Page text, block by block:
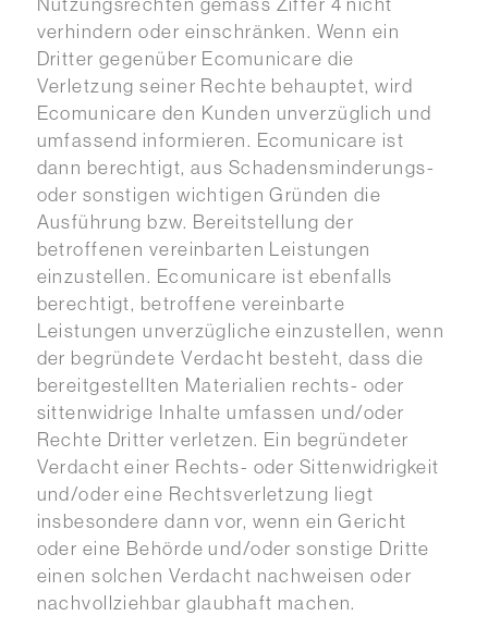
Nutzungsrechten gemäss Ziffer 4 nicht
verhindern oder einschränken. Wenn ein
Dritter gegenüber Ecomunicare die
Verletzung seiner Rechte behauptet, wird
Ecomunicare den Kunden unverzüglich und
umfassend informieren. Ecomunicare ist
dann berechtigt, aus Schadensminderungs-
oder sonstigen wichtigen Gründen die
Ausführung bzw. Bereitstellung der
betroffenen vereinbarten Leistungen
einzustellen. Ecomunicare ist ebenfalls
berechtigt, betroffene vereinbarte
Leistungen unverzügliche einzustellen, wenn
der begründete Verdacht besteht, dass die
bereitgestellten Materialien rechts- oder
sittenwidrige Inhalte umfassen und/oder
Rechte Dritter verletzen. Ein begründeter
Verdacht einer Rechts- oder Sittenwidrigkeit
und/oder eine Rechtsverletzung liegt
insbesondere dann vor, wenn ein Gericht
oder eine Behörde und/oder sonstige Dritte
einen solchen Verdacht nachweisen oder
nachvollziehbar glaubhaft machen.